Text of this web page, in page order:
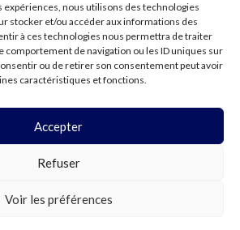
nous utilisons des technologies
stocker et/ou accéder aux informations des
à ces technologies nous permettra de traiter
comportement de navigation ou les ID uniques sur
ou de retirer son consentement peut avoir
caractéristiques et fonctions.
Accepter
Refuser
Voir les préférences
COOKIES